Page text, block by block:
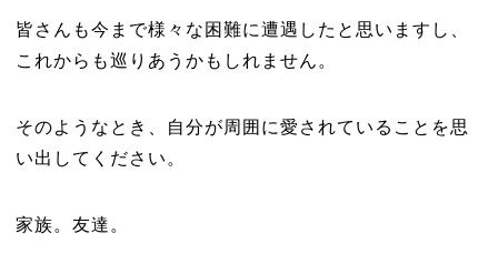
皆さんも今まで様々な困難に遭遇したと思いますし、
これからも巡りあうかもしれません。
そのようなとき、自分が周囲に愛されていることを思
い出してください。
家族。友達。